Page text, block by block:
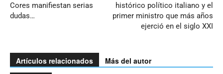
Cores manifiestan serias
dudas…
histórico político italiano y el
primer ministro que más años
ejerció en el siglo XXI
Artículos relacionados Más del autor